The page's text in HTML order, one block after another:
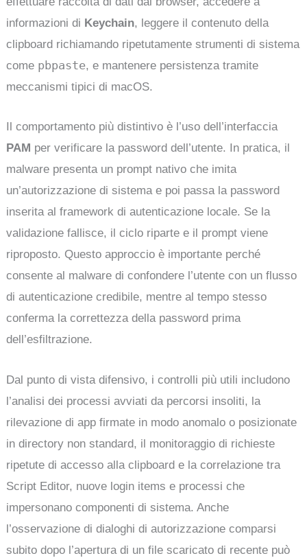
informazioni di Keychain, leggere il contenuto della
clipboard richiamando ripetutamente strumenti di sistema
come pbpaste, e mantenere persistenza tramite
meccanismi tipici di macOS.
Il comportamento più distintivo è l’uso dell’interfaccia
PAM per verificare la password dell’utente. In pratica, il
malware presenta un prompt nativo che imita
un’autorizzazione di sistema e poi passa la password
inserita al framework di autenticazione locale. Se la
validazione fallisce, il ciclo riparte e il prompt viene
riproposto. Questo approccio è importante perché
consente al malware di confondere l’utente con un flusso
di autenticazione credibile, mentre al tempo stesso
conferma la correttezza della password prima
dell’esfiltrazione.
Dal punto di vista difensivo, i controlli più utili includono
l’analisi dei processi avviati da percorsi insoliti, la
rilevazione di app firmate in modo anomalo o posizionate
in directory non standard, il monitoraggio di richieste
ripetute di accesso alla clipboard e la correlazione tra
Script Editor, nuove login items e processi che
impersonano componenti di sistema. Anche
l’osservazione di dialoghi di autorizzazione comparsi
subito dopo l’apertura di un file scaricato di recente può